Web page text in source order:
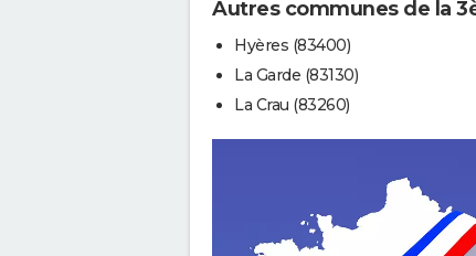
Autres communes de la
Hyères (83400)
La Garde (83130)
La Crau (83260)